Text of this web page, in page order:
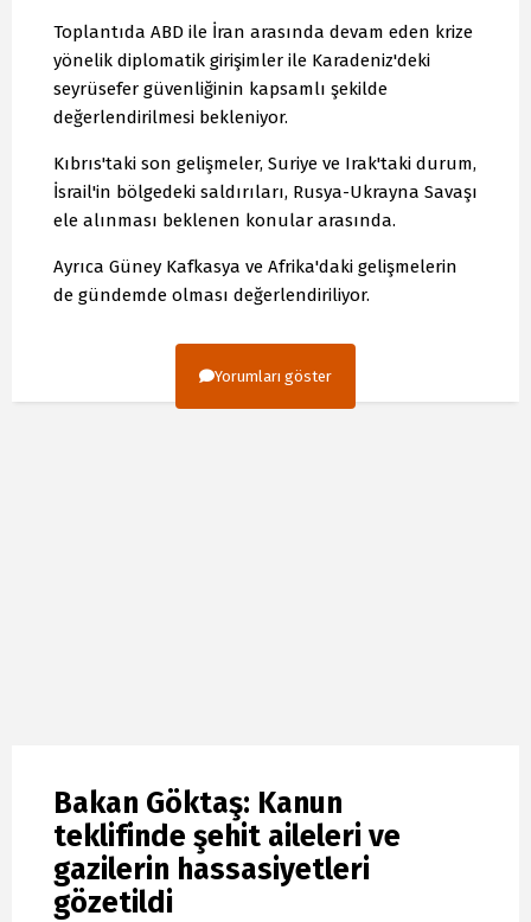
Toplantıda ABD ile İran arasında devam eden krize
yönelik diplomatik girişimler ile Karadeniz'deki
seyrüsefer güvenliğinin kapsamlı şekilde
değerlendirilmesi bekleniyor.
Kıbrıs'taki son gelişmeler, Suriye ve Irak'taki durum,
İsrail'in bölgedeki saldırıları, Rusya-Ukrayna Savaşı
ele alınması beklenen konular arasında.
Ayrıca Güney Kafkasya ve Afrika'daki gelişmelerin
de gündemde olması değerlendiriliyor.
Yorumları göster
Bakan Göktaş: Kanun
teklifinde şehit aileleri ve
gazilerin hassasiyetleri
gözetildi